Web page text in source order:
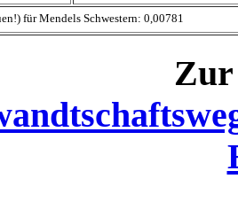
für Mendels Schwestern: 0,00781